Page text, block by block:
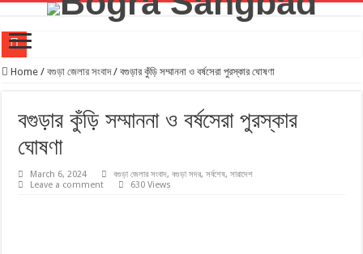
দীর্ঘদিন পর নতুন রূপে ফিরছে বগুড়ার ঐতিহাসিক শাকপালা পার্ক
বগুড়ায় সওজের নতুন সড়ক জোন উদ্বোধন,ভোগান্তির অবসান!
বগুড়ায় ৪০০ একরের হচ্ছে বিসিক শিল্পপার্ক, রেলপথ, বিমানবন্দর, ওভারপাস ও ক্রীড়াগ্রাম নির্মাণের পরিকল্পনা
যুব সমাজকে মাদক মুক্ত রাখতে খেলাধুলার বিকল্প নেই। –এমপি মিল্টন
Home / বগুড়া জেলার সংবাদ / বগুড়ার কুঁড়ি সম্মাননা ও বর্ষসেরা পুরস্কার ঘোষণা
বগুড়ার কুঁড়ি সম্মাননা ও বর্ষসেরা পুরস্কার
ঘোষণা
March 6, 2024 বগুড়া জেলার সংবাদ,বগুড়া সদর,সর্বশেষ,সারাদেশ
Leave a comment
630 Views